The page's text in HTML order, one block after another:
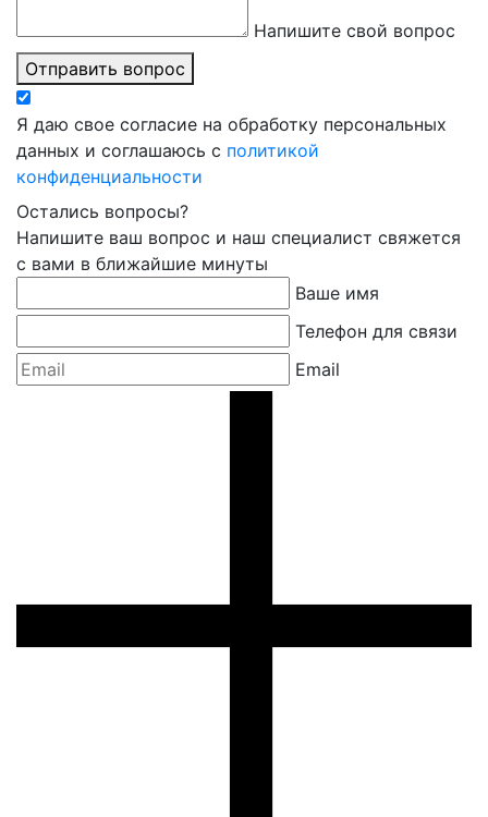
Напишите свой вопрос
Отправить вопрос
Я даю свое согласие на обработку персональных
данных и соглашаюсь с политикой
конфиденциальности
Остались вопросы?
Напишите ваш вопрос и наш специалист свяжется
с вами в ближайшие минуты
Ваше имя
Телефон для связи
Email